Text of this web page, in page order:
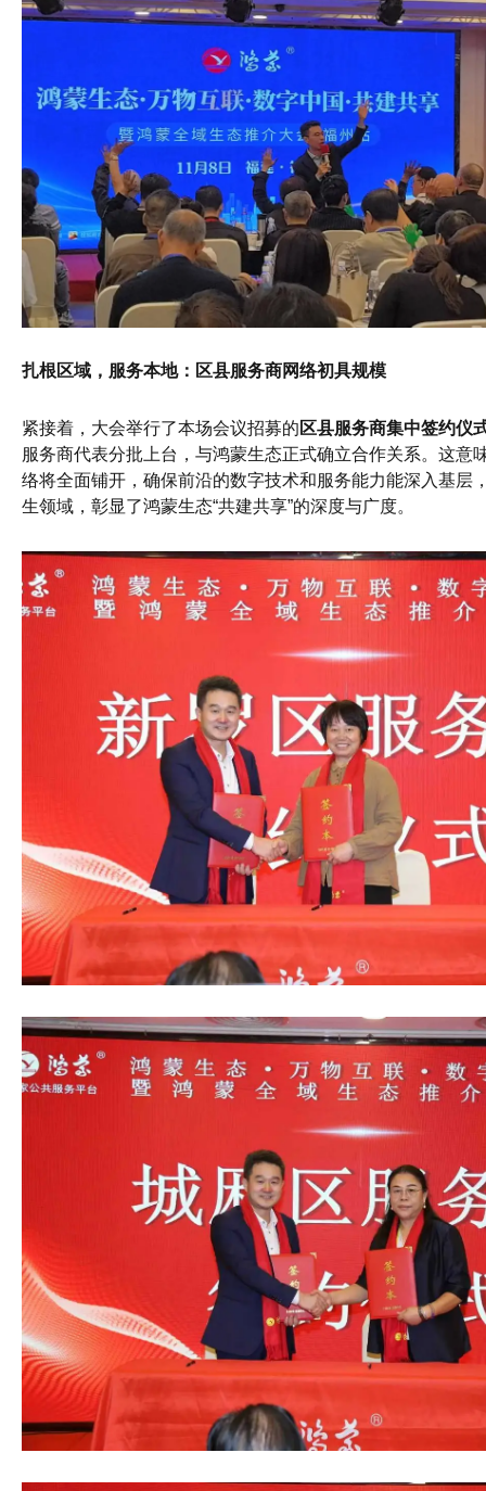
扎根区域，服务本地：区县服务商网络初具规模
紧接着，大会举行了本场会议招募的 区县服务商集中签约仪
服务商代表分批上台，与鸿蒙生态正式确立合作关系。这意
络将全面铺开，确保前沿的数字技术和服务能力能深入基层
生领域，彰显了鸿蒙生态“共建共享”的深度与广度。